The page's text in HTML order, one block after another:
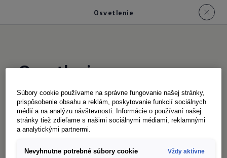
Osvetlenie
Osvetlenie
Začínajú sa vaše pracovné dni už pred svitaním?
Alebo ste v nasadení za každého počasia? S
vozidlom Crafter dodávkou to nie je problém.
Voliteľné LED svetlomety1s denným svietením,
Súbory cookie používame na správne fungovanie našej stránky,
prispôsobenie obsahu a reklám, poskytovanie funkcií sociálnych
médií a na analýzu návštevnosti. Informácie o používaní našej
stránky tiež zdieľame s našimi sociálnymi médiami, reklamnými
a analytickými partnermi.
Nevyhnutne potrebné súbory cookie Vždy aktívne